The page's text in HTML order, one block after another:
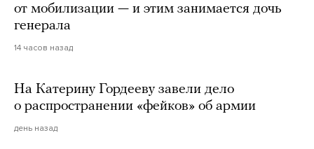
от мобилизации — и этим занимается дочь
генерала
14 часов назад
На Катерину Гордееву завели дело
о распространении «фейков» об армии
день назад